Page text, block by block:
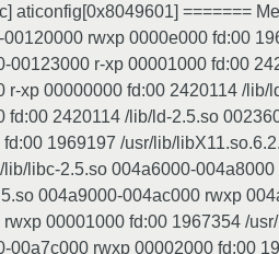
aticonfig[0x8049601] =======
00120000 rwxp 0000e000 fd:00
00123000 r-xp 00001000 fd:00
r-xp 00000000 fd:00 2420114 /
fd:00 2420114 /lib/ld-2.5.so
1969197 /usr/lib/
lib/libc-2.5.so 004a6000-
004a9000-004ac000 rwxp
00001000 fd:00 1967354 /
00a7c000 rwxp 00002000 fd:00